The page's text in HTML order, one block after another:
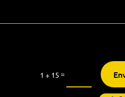
1 + 15 =